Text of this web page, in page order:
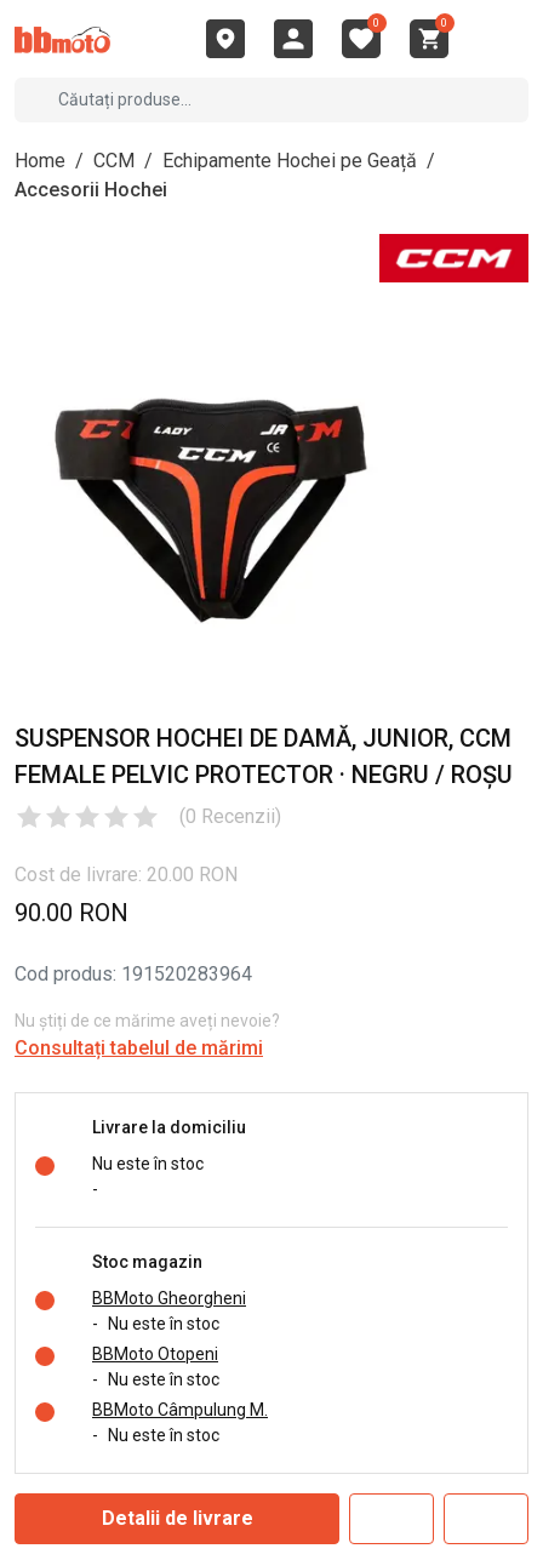
0 0
Home / CCM / Echipamente Hochei pe Geață /
Accesorii Hochei
SUSPENSOR HOCHEI DE DAMĂ, JUNIOR, CCM
FEMALE PELVIC PROTECTOR · NEGRU / ROȘU
(0 Recenzii)
Cost de livrare: 20.00 RON
90.00 RON
Cod produs: 191520283964
Nu știți de ce mărime aveți nevoie?
Consultați tabelul de mărimi
Livrare la domiciliu
Nu este în stoc
-
Stoc magazin
BBMoto Gheorgheni
-
Nu este în stoc
BBMoto Otopeni
-
Nu este în stoc
BBMoto Câmpulung M.
-
Nu este în stoc
Detalii de livrare